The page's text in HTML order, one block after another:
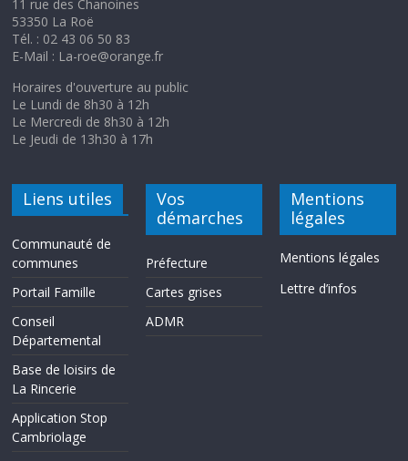
11 rue des Chanoines
53350 La Roë
Tél. : 02 43 06 50 83
E-Mail : La-roe@orange.fr
Horaires d'ouverture au public
Le Lundi de 8h30 à 12h
Le Mercredi de 8h30 à 12h
Le Jeudi de 13h30 à 17h
Liens utiles
Communauté de
communes
Portail Famille
Conseil
Départemental
Base de loisirs de
La Rincerie
Application Stop
Cambriolage
Vos
démarches
Préfecture
Cartes grises
ADMR
Mentions
légales
Mentions légales
Lettre d’infos